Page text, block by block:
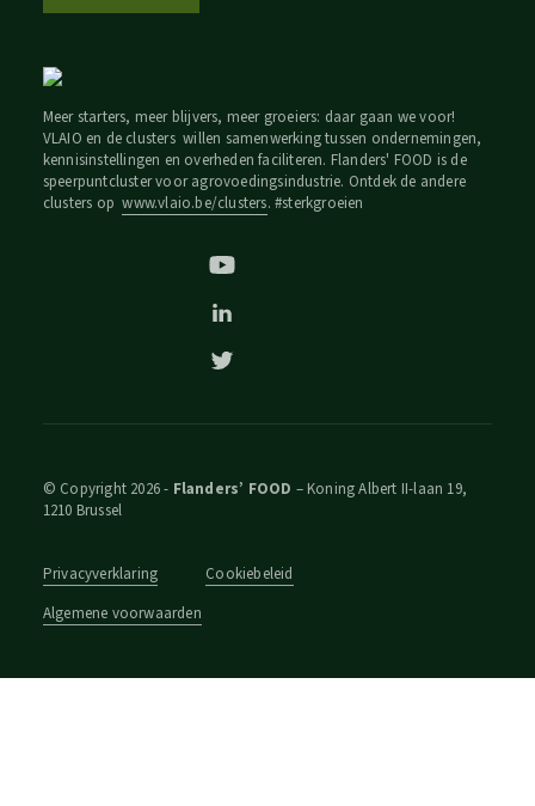
Meer starters, meer blijvers, meer groeiers: daar gaan we voor!
VLAIO en de clusters willen samenwerking tussen ondernemingen,
kennisinstellingen en overheden faciliteren. Flanders' FOOD is de
speerpuntcluster voor agrovoedingsindustrie. Ontdek de andere
clusters opwww.vlaio.be/clusters. #sterkgroeien
© Copyright 2026 - Flanders’ FOOD – Koning Albert II-laan 19,
1210 Brussel
Privacyverklaring
Cookiebeleid
Algemene voorwaarden